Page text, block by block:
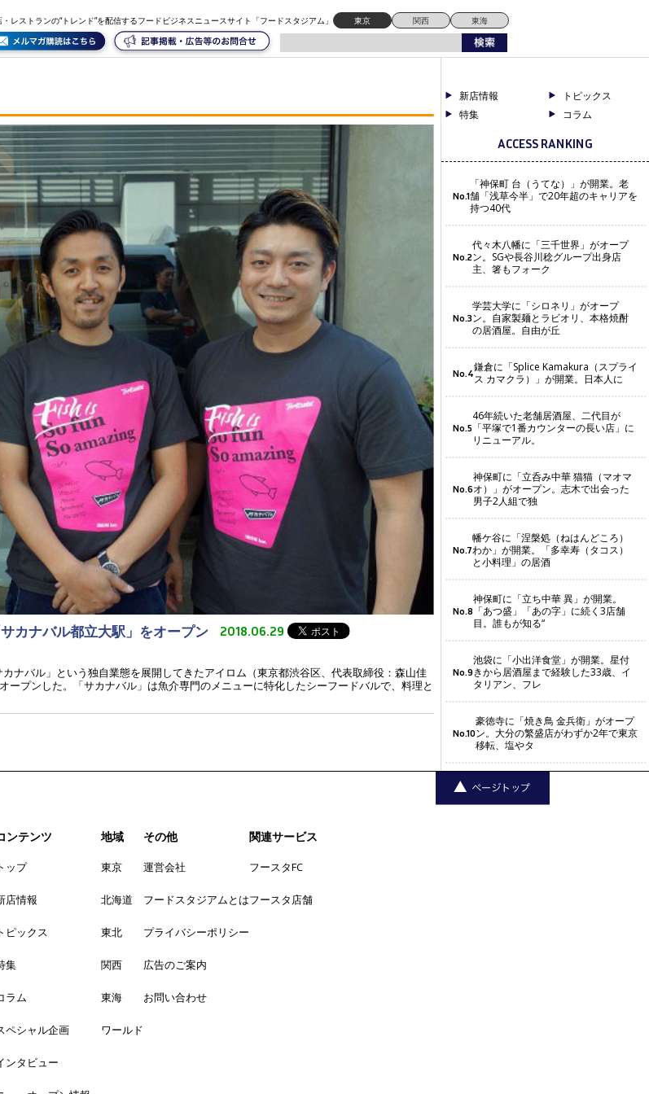
レストランの“トレンド”を配信するフードビジネスニュースサイト「フードスタジアム」 東京 関西 東海
カナバル都立大駅」をオープン 2018.06.29
ナバル」という独自業態を展開してきたアイロム（東京都渋谷区、代表取締役：森山佳
プンした。「サカナバル」は魚介専門のメニューに特化したシーフードバルで、料理と
新店情報
トピックス
特集
コラム
ACCESS RANKING
No.1
「神保町 台（うてな）」が開業。老
舗「浅草今半」で20年超のキャリアを
持つ40代
No.2
代々木八幡に「三千世界」がオープ
ン。SGや長谷川稔グループ出身店
主、箸もフォーク
No.3
学芸大学に「シロネリ」がオープ
ン。自家製麺とラビオリ、本格焼酎
の居酒屋。自由が丘
No.4鎌倉に「Splice Kamakura（スプライ
ス カマクラ）」が開業。日本人に
No.5
46年続いた老舗居酒屋、二代目が
「平塚で1番カウンターの長い店」に
リニューアル。
No.6
神保町に「立呑み中華 猫猫（マオマ
オ）」がオープン。志木で出会った
男子2人組で独
No.7
幡ケ谷に「涅槃処（ねはんどころ）
わか」が開業。「多幸寿（タコス）
と小料理」の居酒
No.8
神保町に「立ち中華 異」が開業。
「あつ盛」「あの字」に続く3店舗
目。誰もが知る“
No.9
池袋に「小出洋食堂」が開業。星付
きから居酒屋まで経験した33歳、イ
タリアン、フレ
No.10
豪徳寺に「焼き鳥 金兵衛」がオープ
ン。大分の繁盛店がわずか2年で東京
移転、塩やタ
ンテンツ
ップ
店情報
ピックス
集
ラム
ペシャル企画
ンタビュー
地域
東京
北海道
東北
関西
東海
ワールド
その他
運営会社
フードスタジアムとは
プライバシーポリシー
広告のご案内
お問い合わせ
関連サービス
フースタFC
フースタ店舗